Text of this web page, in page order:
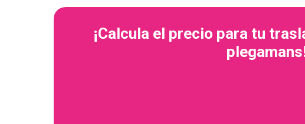
¡Calcula el precio para tu